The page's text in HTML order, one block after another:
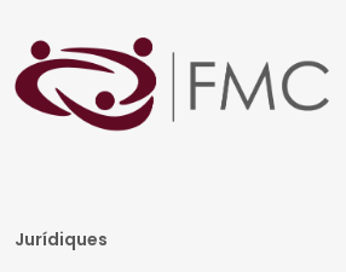
Jurídiques